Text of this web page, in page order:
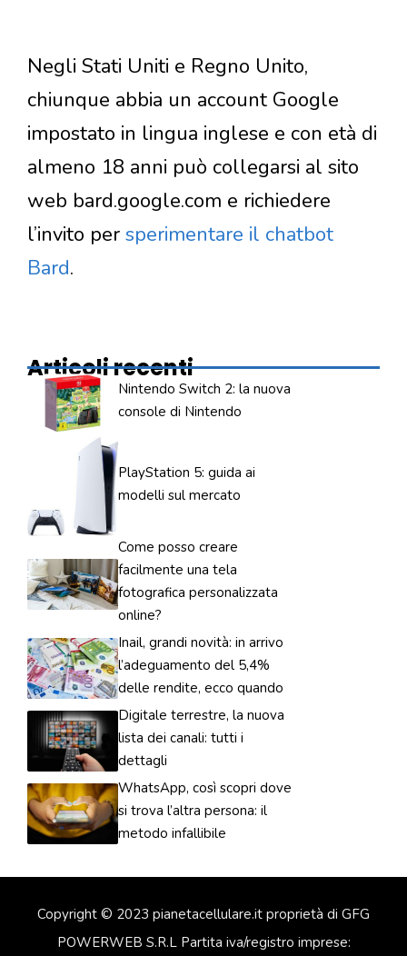
Negli Stati Uniti e Regno Unito,
chiunque abbia un account Google
impostato in lingua inglese e con età di
almeno 18 anni può collegarsi al sito
web bard.google.com e richiedere
l’invito per sperimentare il chatbot
Bard.
Articoli recenti
Nintendo Switch 2: la nuova
console di Nintendo
PlayStation 5: guida ai
modelli sul mercato
Come posso creare
facilmente una tela
fotografica personalizzata
online?
Inail, grandi novità: in arrivo
l’adeguamento del 5,4%
delle rendite, ecco quando
Digitale terrestre, la nuova
lista dei canali: tutti i
dettagli
WhatsApp, così scopri dove
si trova l’altra persona: il
metodo infallibile
Copyright © 2023 pianetacellulare.it proprietà di GFG
POWERWEB S.R.L Partita iva/registro imprese: